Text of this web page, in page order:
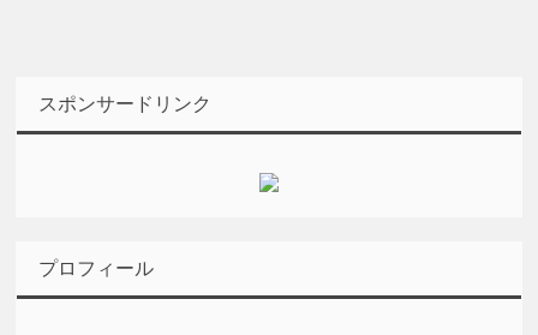
スポンサードリンク
プロフィール